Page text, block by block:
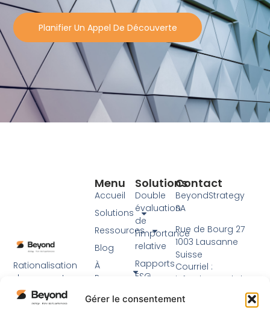
Gérer le consentement
Planifier Un Appel De Découverte
Rationalisation
des rapports sur
le développement
durable à l'aide
Solutions
Double
évaluation
de
l'importance
relative
Rapports
ESG
Accompagnement
d’Experts
Menu
Accueil
Solutions
Ressources
Blog
À
Propos
Devenir
Contact
BeyondStrategy
SA
Rue de Bourg 27
1003 Lausanne
Suisse
Courriel :
info@beyond.ch
Tél : +41 21 217 91 76